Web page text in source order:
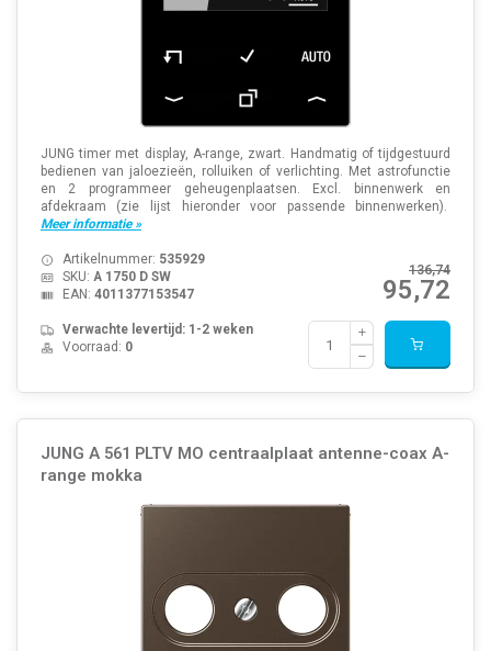
JUNG timer met display, A-range, zwart. Handmatig of tijdgestuurd
bedienen van jaloezieën, rolluiken of verlichting. Met astrofunctie
en 2 programmeer geheugenplaatsen. Excl. binnenwerk en
afdekraam (zie lijst hieronder voor passende binnenwerken).
Meer informatie »
136,74
95,72
Artikelnummer: 535929
SKU: A 1750 D SW
EAN: 4011377153547
Verwachte levertijd: 1-2 weken
Voorraad: 0
JUNG A 561 PLTV MO centraalplaat antenne-coax A-
range mokka